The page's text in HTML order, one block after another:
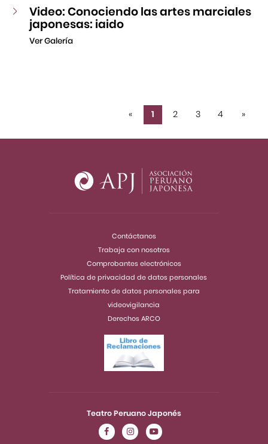
Video: Conociendo las artes marciales
japonesas: iaido
Ver Galería
« 1 2 3 4 »
Teatro Peruano Japonés
Contáctanos
Trabaja con nosotros
Comprobantes electrónicos
Política de privacidad de datos personales
Tratamiento de datos personales para
videovigilancia
Derechos ARCO